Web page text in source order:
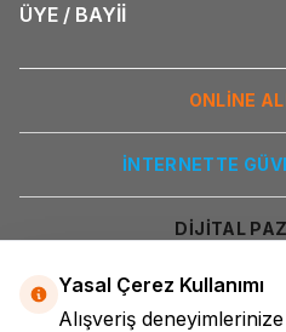
ÜYE / BAYİİ
ONLİNE
İNTERNETTE
DİJİTAL
Yasal Çerez Kullanımı
Alışveriş